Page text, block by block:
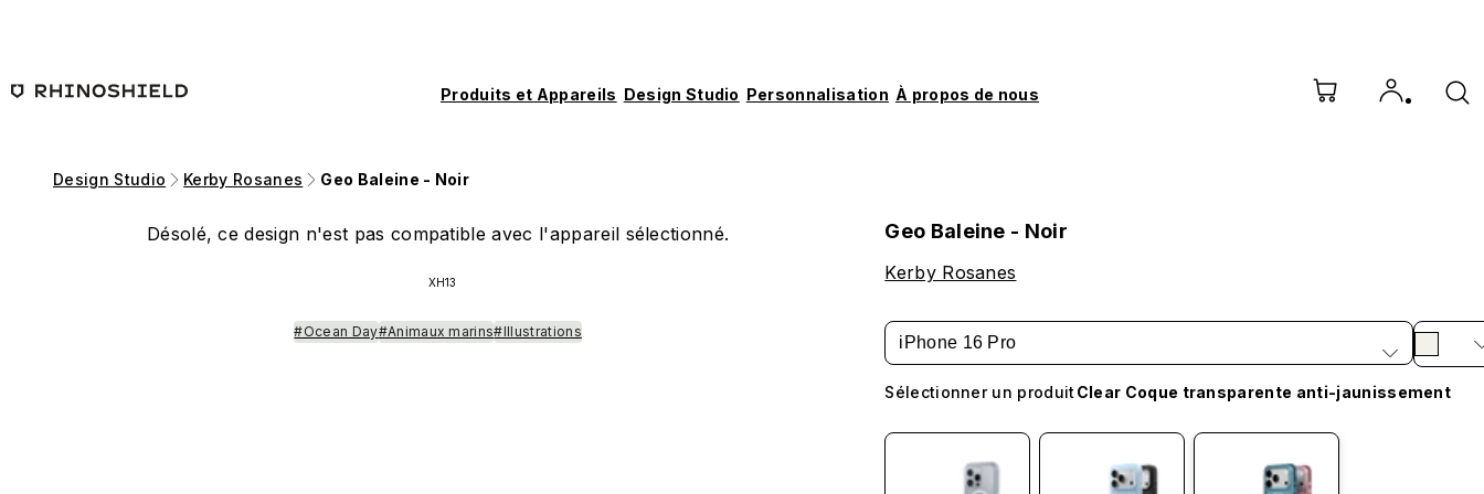
Produits et Appareils Design Studio Personnalisation À propos de nous
Design Studio Kerby Rosanes Geo Baleine - Noir
Désolé, ce design n'est pas compatible avec l'appareil sélectionné.
XH13
#Ocean Day#Animaux marins#Illustrations
Geo Baleine - Noir
Kerby Rosanes
iPhone 16 Pro
Sélectionner un produit Clear Coque transparente anti-jaunissement